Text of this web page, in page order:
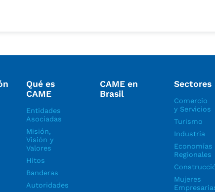
Qué es
CAME
Entidades
Asociadas
Misión,
Visión y
Valores
Hitos
Banderas
Autoridades
CAME en
Brasil
Sectores
Comercio
y Servicios
Turismo
Industria
Economías
Regionales
Mujeres